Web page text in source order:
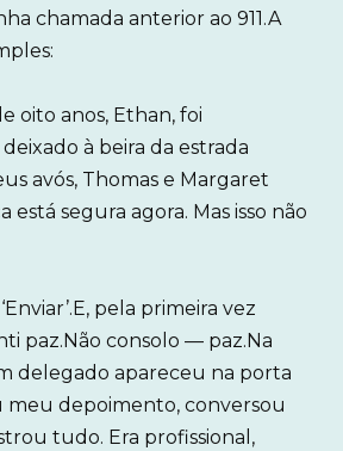
chamada anterior ao 911.A
oito anos, Ethan, foi
à beira da estrada
avós, Thomas e Margaret
está segura agora. Mas isso não
pela primeira vez
paz.Não consolo — paz.Na
delegado apareceu na porta
meu depoimento, conversou
tudo. Era profissional,